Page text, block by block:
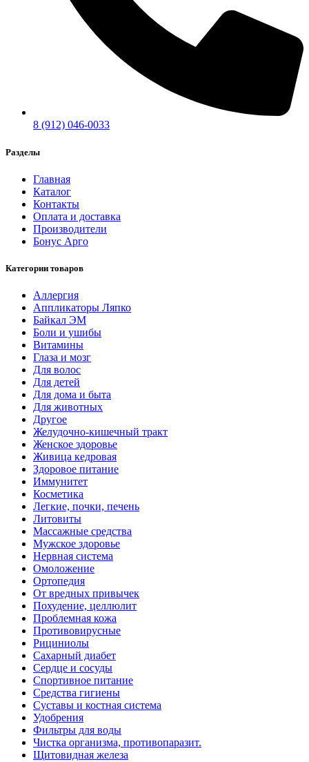
8 (912) 046-0033
Разделы
Главная
Каталог
Контакты
Оплата и доставка
Производители
Бонус Арго
Категории товаров
Аллергия
Аппликаторы Ляпко
Байкал ЭМ
Боли и ушибы
Витамины
Глаза и мозг
Для волос
Для детей
Для дома и быта
Для животных
Другое
Желудочно-кишечный тракт
Женское здоровье
Живица кедровая
Здоровое питание
Иммунитет
Косметика
Легкие, почки, печень
Литовиты
Массажные средства
Мужское здоровье
Нервная система
Омоложение
Ортопедия
От вредных привычек
Похудение, целлюлит
Проблемная кожа
Противовирусные
Рициниолы
Сахарный диабет
Сердце и сосуды
Спортивное питание
Средства гигиены
Суставы и костная система
Удобрения
Фильтры для воды
Чистка организма, противопаразит.
Щитовидная железа